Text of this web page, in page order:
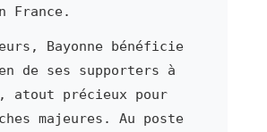
France.
Bayonne bénéficie
de ses supporters à
atout précieux pour
majeures. Au poste